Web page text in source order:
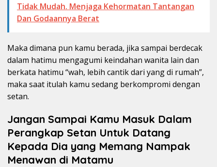
Tidak Mudah. Menjaga Kehormatan Tantangan
Dan Godaannya Berat
Maka dimana pun kamu berada, jika sampai berdecak
dalam hatimu mengagumi keindahan wanita lain dan
berkata hatimu “wah, lebih cantik dari yang di rumah”,
maka saat itulah kamu sedang berkompromi dengan
setan.
Jangan Sampai Kamu Masuk Dalam
Perangkap Setan Untuk Datang
Kepada Dia yang Memang Nampak
Menawan di Matamu